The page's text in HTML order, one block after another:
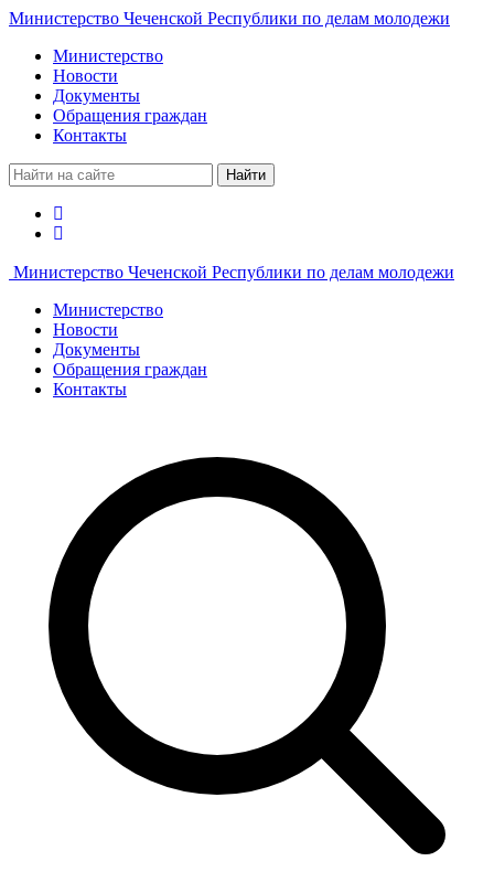
Министерство Чеченской Республики по делам молодежи
Министерство
Новости
Документы
Обращения граждан
Контакты
Найти
Министерство Чеченской Республики по делам молодежи
Министерство
Новости
Документы
Обращения граждан
Контакты